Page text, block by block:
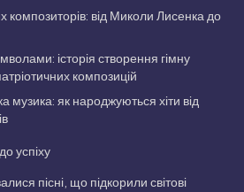
композиторів: від Миколи Лисенка до
історія створення гімну
композицій
музика: як народжуються хіти від
успіху
пісні, що підкорили світові